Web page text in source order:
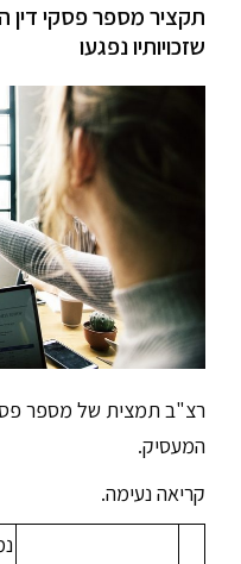
תקציר מספר פסקי דין
שזכויותיו נפגעו
רצ"ב תמצית של מספר
המעסיק.
קריאה נעימה.